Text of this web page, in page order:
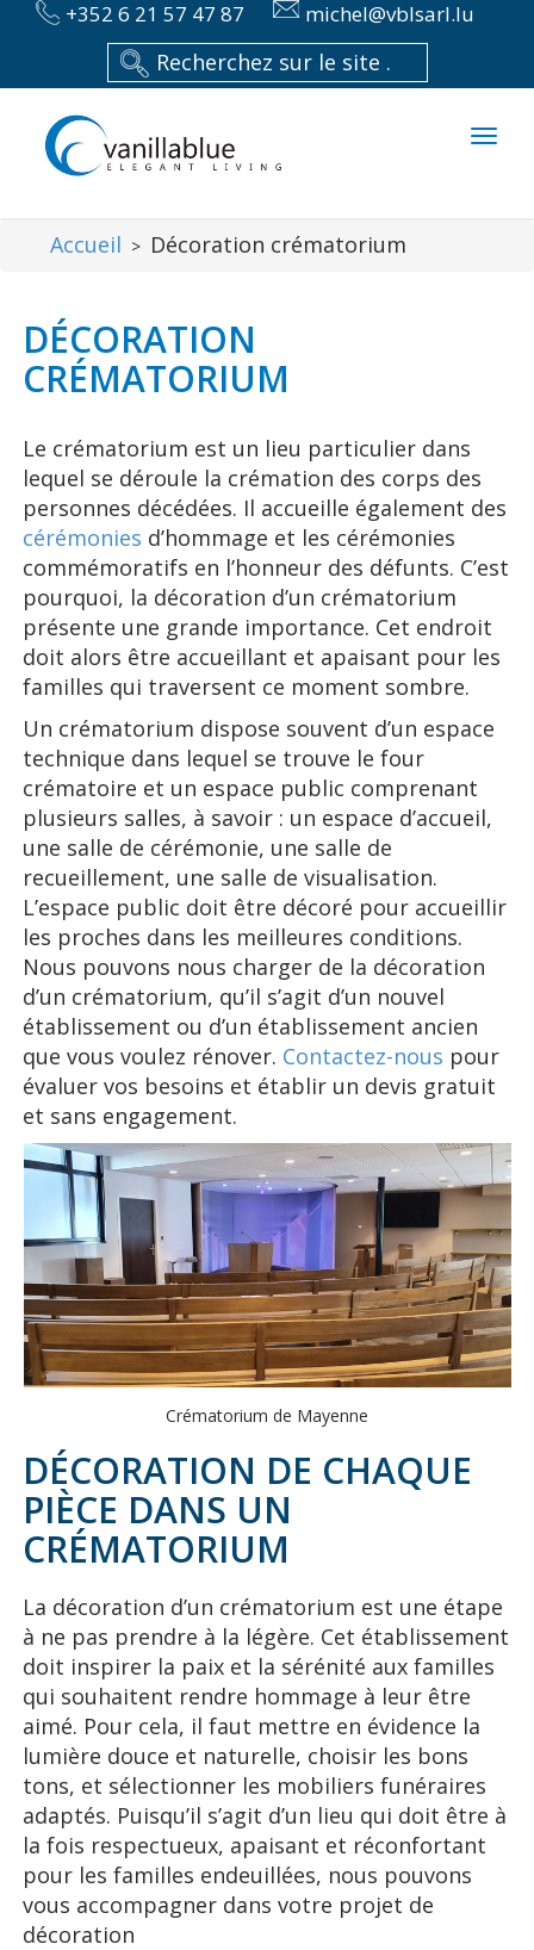
+352 6 21 57 47 87 michel@vblsarl.lu
Accueil > Décoration crématorium
DÉCORATION
CRÉMATORIUM
Le crématorium est un lieu particulier dans
lequel se déroule la crémation des corps des
personnes décédées. Il accueille également des
cérémonies d’hommage et les cérémonies
commémoratifs en l’honneur des défunts. C’est
pourquoi, la décoration d’un crématorium
présente une grande importance. Cet endroit
doit alors être accueillant et apaisant pour les
familles qui traversent ce moment sombre.
Un crématorium dispose souvent d’un espace
technique dans lequel se trouve le four
crématoire et un espace public comprenant
plusieurs salles, à savoir : un espace d’accueil,
une salle de cérémonie, une salle de
recueillement, une salle de visualisation.
L’espace public doit être décoré pour accueillir
les proches dans les meilleures conditions.
Nous pouvons nous charger de la décoration
d’un crématorium, qu’il s’agit d’un nouvel
établissement ou d’un établissement ancien
que vous voulez rénover. Contactez-nous pour
évaluer vos besoins et établir un devis gratuit
et sans engagement.
Crématorium de Mayenne
DÉCORATION DE CHAQUE
PIÈCE DANS UN
CRÉMATORIUM
La décoration d’un crématorium est une étape
à ne pas prendre à la légère. Cet établissement
doit inspirer la paix et la sérénité aux familles
qui souhaitent rendre hommage à leur être
aimé. Pour cela, il faut mettre en évidence la
lumière douce et naturelle, choisir les bons
tons, et sélectionner les mobiliers funéraires
adaptés. Puisqu’il s’agit d’un lieu qui doit être à
la fois respectueux, apaisant et réconfortant
pour les familles endeuillées, nous pouvons
vous accompagner dans votre projet de
décoration